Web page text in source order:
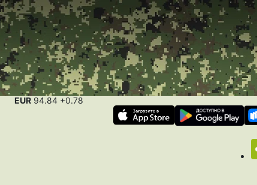
EUR 94.84 +0.78